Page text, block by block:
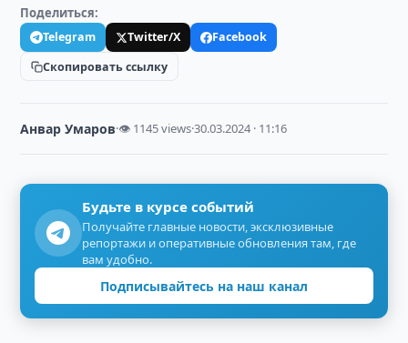
Поделиться:
Telegram Twitter/X
Facebook
Скопировать ссылку
Анвар Умаров·👁 1145 views·30.03.2024 · 11:16
Будьте в курсе событий
Получайте главные новости, эксклюзивные
репортажи и оперативные обновления там, где
вам удобно.
Подписывайтесь на наш канал